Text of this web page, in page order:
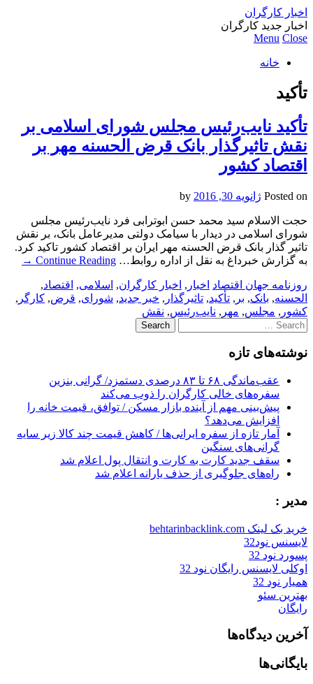
اخبار کارگران
اخبار جدید کارگران
Menu Close
خانه
تأکید
تأکید نایب‌رئیس مجلس شورای اسلامی بر
نقش تاثیرگذار بانک قرض الحسنه مهر بر
اقتصاد کشور
Posted on ژانویه 30, 2016
حجت الاسلام سید محمد حسن ابوترابی فرد نایب‌رئیس مجلس
شورای اسلامی در دیدار با سیامک دولتی مدیرعامل بانک، بر نقش
تاثیر گذار بانک قرض الحسنه مهر ایران بر اقتصاد کشور تاکید کرد.
به گزارش خبرداغ به نقل از اداره روابط… Continue Reading
→
روزنامه جهان اقتصاد اخبار , اخبار کارگران, اسلامی, اقتصاد,
الحسنه, بانک, بر , تأکید, تاثیرگذار , خبر جدید, شورای, قرض, کارگر ,
کشور , مجلس, مهر , نایب‌رئیس, نقش
Search
for:
نوشته‌های تازه
عقب‌ماندگی ۶۸ تا ۸۳ درصدی دستمزد/ گرانی بنزین
سفره‌های خالی کارگران را ذوب می‌کند
پیش‌بینی مهم از آینده بازار مسکن / توافق، قیمت خانه را
افزایش می‌دهد؟
آمار تازه از سفره ایرانی‌ها / کاهش قیمت چند کالا زیر سایه
گرانی‌های سنگین
سقف جدید کارت به کارت و انتقال پول اعلام شد
راه‌های جلوگیری از حذف یارانه اعلام شد
مدیر :
خرید بک لینک behtarinbacklink.com
لایسنس نود32
پسورد نود 32
اوکلی لایسنس رایگان نود 32
همیار نود 32
بهترین سئو
رایگان
آخرین دیدگاه‌ها
بایگانی‌ها